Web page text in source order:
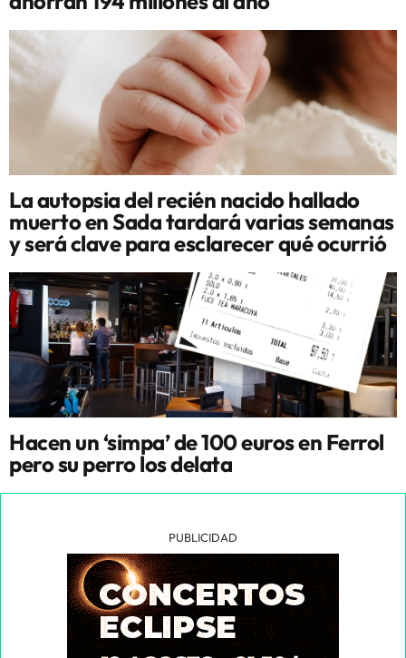
La autopsia del recién nacido hallado
muerto en Sada tardará varias semanas
y será clave para esclarecer qué ocurrió
Hacen un ‘simpa’ de 100 euros en Ferrol
pero su perro los delata
PUBLICIDAD